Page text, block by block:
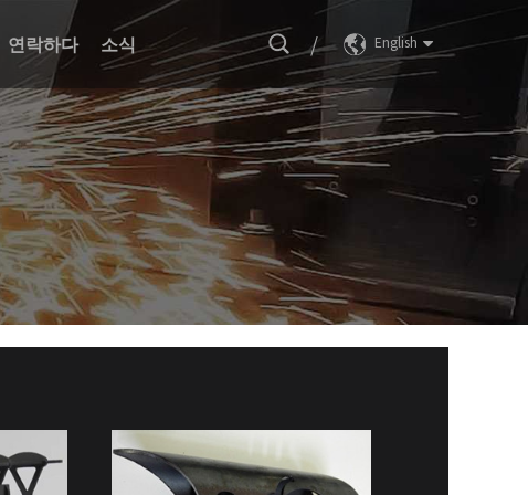
연락하다 소식 / English